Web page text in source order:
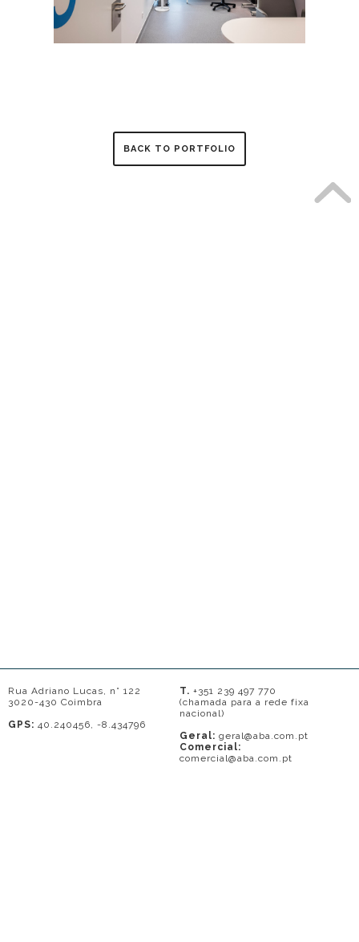
BACK TO PORTFOLIO
Rua Adriano Lucas, n° 122
3020-430 Coimbra
GPS: 40.240456, -8.434796
T. +351 239 497 770
(chamada para a rede fixa
nacional)
Geral: geral@aba.com.pt
Comercial:
comercial@aba.com.pt